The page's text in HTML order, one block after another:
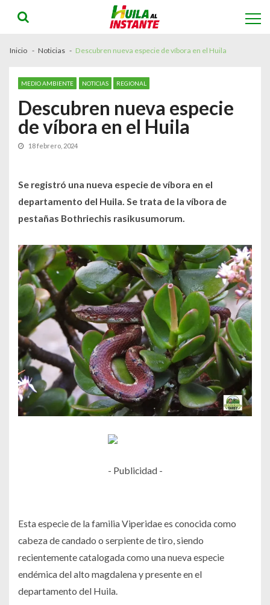
navigation
content
Inicio Noticias Descubren nueva especie de víbora en el Huila
MEDIO AMBIENTE NOTICIAS REGIONAL
Descubren nueva especie
de víbora en el Huila
18 febrero, 2024
Se registró una nueva especie de víbora en el
departamento del Huila. Se trata de la víbora de
pestañas Bothriechis rasikusumorum.
- Publicidad -
Esta especie de la familia Viperidae es conocida como
cabeza de candado o serpiente de tiro, siendo
recientemente catalogada como una nueva especie
endémica del alto magdalena y presente en el
departamento del Huila.